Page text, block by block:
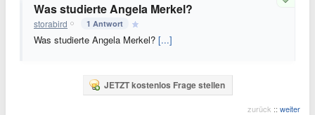
Was studierte Angela Merkel?
storabird 1 Antwort
Was studierte Angela Merkel? [...]
JETZT kostenlos Frage stellen
zurück :: weiter